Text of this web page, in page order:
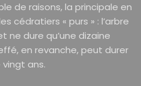
de raisons, la principale en
cédratiers « purs » : l’arbre
ne dure qu’une dizaine
en revanche, peut durer
vingt ans.